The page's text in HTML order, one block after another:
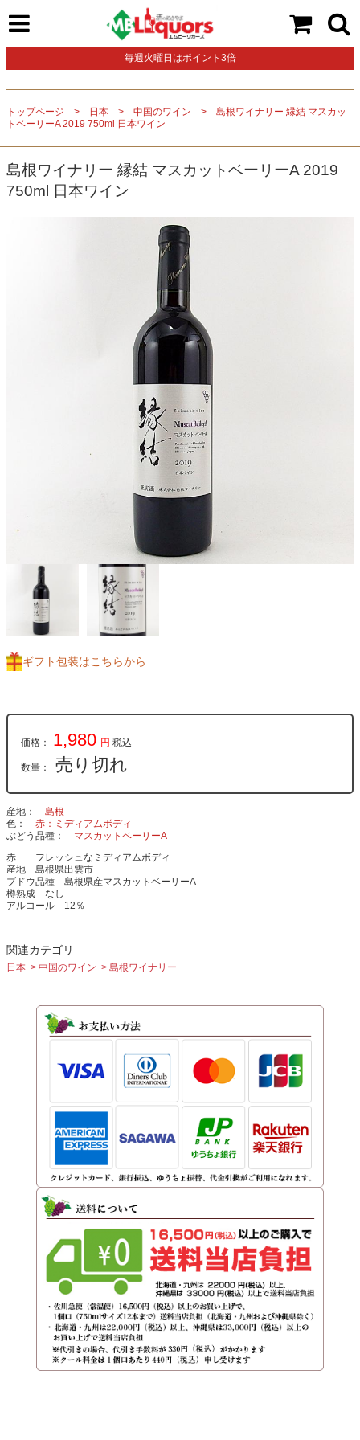
毎週火曜日はポイント3倍
トップページ 日本 中国のワイン
島根ワイナリー 縁結 マスカッ
トベーリーA 2019 750ml 日本ワイン
島根ワイナリー 縁結 マスカットベーリーA 2019
750ml 日本ワイン
ギフト包装はこちらから
価格： 1,980 円 税込
数量： 売り切れ
産地
島根
色
赤：ミディアムボディ
ぶどう品種
マスカットベーリーA
赤 フレッシュなミディアムボディ
産地 島根県出雲市
ブドウ品種 島根県産マスカットベーリーA
樽熟成 なし
アルコール 12％
関連カテゴリ
日本 中国のワイン 島根ワイナリー